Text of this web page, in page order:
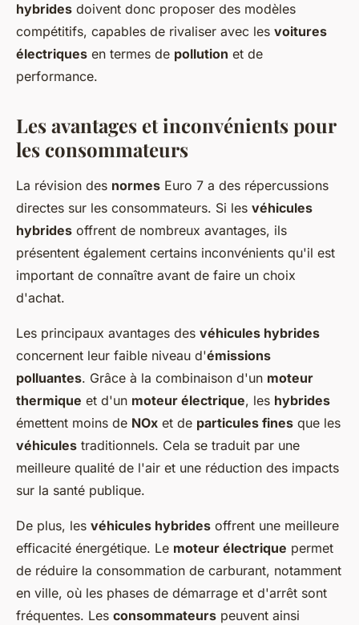
hybrides doivent donc proposer des modèles
compétitifs, capables de rivaliser avec les voitures
électriques en termes de pollution et de
performance.
Les avantages et inconvénients pour
les consommateurs
La révision des normes Euro 7 a des répercussions
directes sur les consommateurs. Si les véhicules
hybrides offrent de nombreux avantages, ils
présentent également certains inconvénients qu'il est
important de connaître avant de faire un choix
d'achat.
Les principaux avantages des véhicules hybrides
concernent leur faible niveau d'émissions
polluantes. Grâce à la combinaison d'un moteur
thermique et d'un moteur électrique, les hybrides
émettent moins de NOx et de particules fines que les
véhicules traditionnels. Cela se traduit par une
meilleure qualité de l'air et une réduction des impacts
sur la santé publique.
De plus, les véhicules hybrides offrent une meilleure
efficacité énergétique. Le moteur électrique permet
de réduire la consommation de carburant, notamment
en ville, où les phases de démarrage et d'arrêt sont
fréquentes. Les consommateurs peuvent ainsi